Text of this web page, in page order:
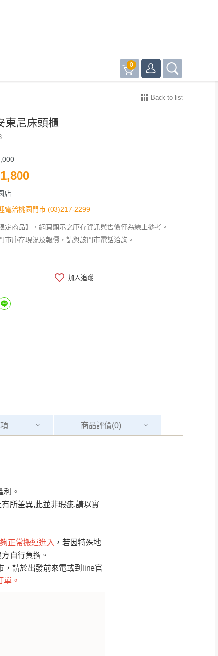
0
Back to list
東尼床頭櫃
1,800
店
電洽桃園門市 (03)217-2299
定商品】，網頁顯示之庫存資訊與售價僅為線上參考。
市庫存現況及報價，請與該門市電話洽詢。
加入追蹤
商品評價(0)
利。
所差異,此並非瑕疵,請以實
正常搬運進入 ，若因特殊地
自行負擔。
，請於出發前來電或到line官
單。
復興鄉
峰鄉、橫山、北埔鄉、尖石
Line客服」來信確
顯示附上圖片